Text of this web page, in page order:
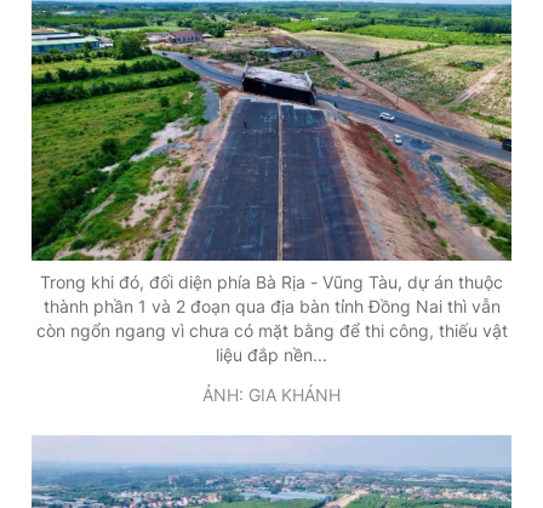
Trong khi đó, đối diện phía Bà Rịa - Vũng Tàu, dự án thuộc
thành phần 1 và 2 đoạn qua địa bàn tỉnh Đồng Nai thì vẫn
còn ngổn ngang vì chưa có mặt bằng để thi công, thiếu vật
liệu đắp nền...
ẢNH: GIA KHÁNH